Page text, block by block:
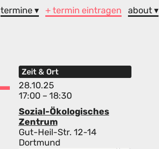
termine ▾ + termin eintragen about ▾
Zeit & Ort
28.10.25
17:00 – 18:30
Sozial-Ökologisches
Zentrum
Gut-Heil-Str. 12-14
Dortmund